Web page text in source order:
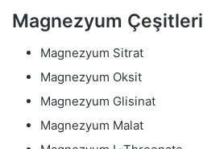
Magnezyum Çeşitleri
Magnezyum Sitrat
Magnezyum Oksit
Magnezyum Glisinat
Magnezyum Malat